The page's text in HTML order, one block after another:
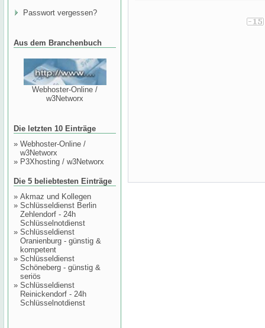
Passwort vergessen?
Aus dem Branchenbuch
Webhoster-Online /
w3Networx
Die letzten 10 Einträge
» Webhoster-Online /
w3Networx
» P3Xhosting / w3Networx
Die 5 beliebtesten Einträge
» Akmaz und Kollegen
» Schlüsseldienst Berlin
Zehlendorf - 24h
Schlüsselnotdienst
» Schlüsseldienst
Oranienburg - günstig &
kompetent
» Schlüsseldienst
Schöneberg - günstig &
seriös
» Schlüsseldienst
Reinickendorf - 24h
Schlüsselnotdienst